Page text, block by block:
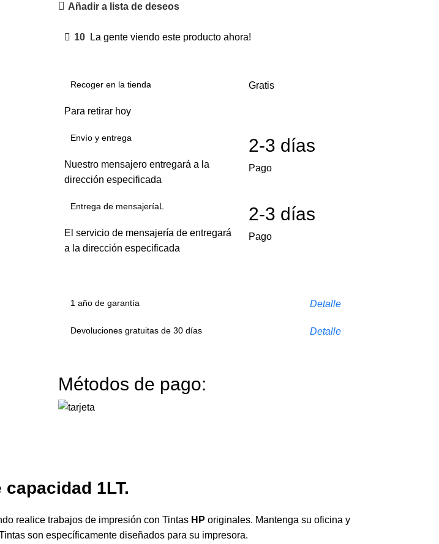
Añadir a lista de deseos
10 La gente viendo este producto ahora!
Recoger en la tienda
Para retirar hoy
Gratis
Envío y entrega
Nuestro mensajero entregará a la
dirección especificada
2-3 días
Pago
Entrega de mensajeríaL
El servicio de mensajería de entregará
a la dirección especificada
2-3 días
Pago
1 año de garantía Detalle
Devoluciones gratuitas de 30 días Detalle
Métodos de pago:
capacidad 1LT.
realice trabajos de impresión con Tintas HP originales. Mantenga su oficina y
son específicamente diseñados para su impresora.